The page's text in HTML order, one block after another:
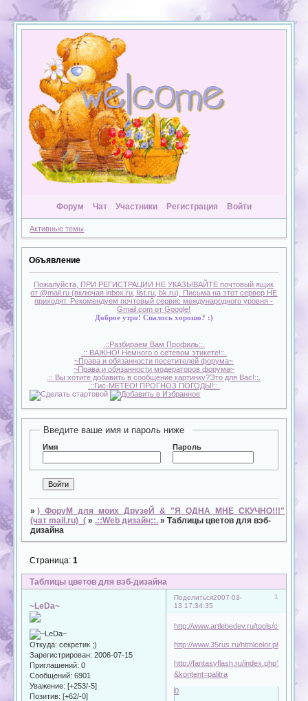
Форум Чат Участники Регистрация Войти
Активные темы
Объявление
Пожалуйста, ПРИ РЕГИСТРАЦИИ НЕ УКАЗЫВАЙТЕ почтовый ящик
от @mail.ru (включая inbox.ru, list.ru, bk.ru). Письма на этот сервер НЕ
приходят. Рекомендуем почтовый сервис международного уровня -
Gmail.com от Google!
Доброе утро! Спалось хорошо? :)
.::Разбираем Вам Профиль::.
.:: ВАЖНО! Немного о сетевом этикете!::.
~Права и обязанности посетителей форума~
~Права и обязанности модераторов форума~
.:: Вы хотите добавить в сообщение картинку?Это для Вас!::.
.::Гис-МЕТЕО! ПРОГНОЗ ПОГОДЫ!::.
Введите ваше имя и пароль ниже
Имя Пароль
»)_ФоруМ_для_моих_ДрузеЙ_&_"Я_ОДНА_МНЕ_СКУЧНО!!!"
(чат mail.ru)_( ».::Web дизайн::. »Таблицы цветов для вэб-
дизайна
Таблицы цветов для вэб-дизайна
Страница:1
Поделиться 1
2007-03-
13 17:34:35
~LeDa~
Откуда: секретик ;)
Зарегистрирован: 2006-07-15
Приглашений: 0
Сообщений: 6901
Уважение: [+253/-5]
Позитив: [+62/-0]
http://www.artlebedev.ru/tools/colors/
http://www.35rus.ru/htmlcolor.php
http://fantasyflash.ru/index.php?
&kontent=palitra
0